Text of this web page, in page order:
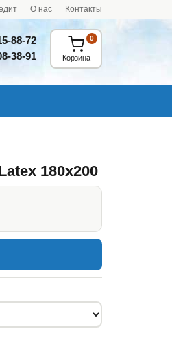
О нас Контакты
88-72
38-91 Корзина
0
180x200